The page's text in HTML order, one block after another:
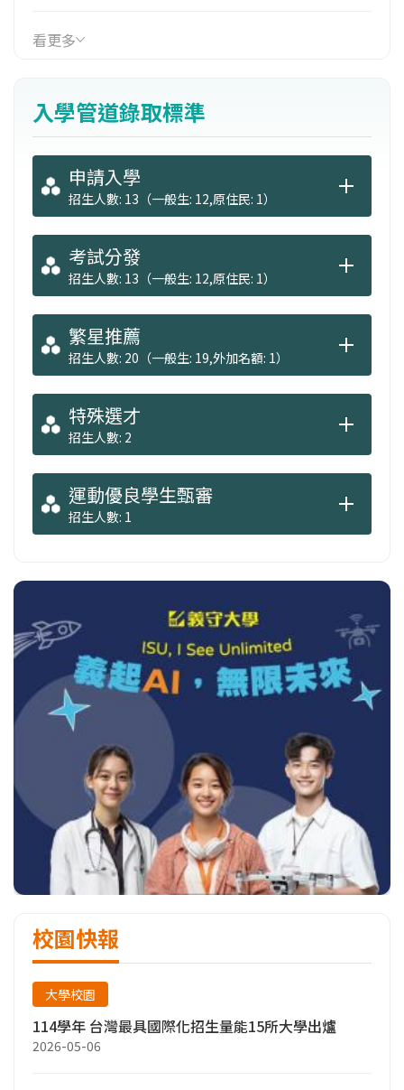
必備之精密儀器。本系教學與研究並重、理論
才。
看更多
入學管道錄取標準
申請入學
招生人數: 13（一般生: 12,原住民: 1）
考試分發
招生人數: 13（一般生: 12,原住民: 1）
繁星推薦
招生人數: 20（一般生: 19,外加名額: 1）
特殊選才
招生人數: 2
運動優良學生甄審
招生人數: 1
校園快報
大學校園
114學年 台灣最具國際化招生量能15所大學出爐
2026-05-06